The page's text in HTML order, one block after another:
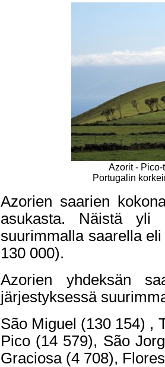
Azorit -
Portugalin
Azorien saarien
asukasta. Näistä yli
suurimmalla saarella
130 000).
Azorien yhdeksän
järjestyksessä
São Miguel (130 154) ,
Pico (14 579), São
Graciosa (4 708),